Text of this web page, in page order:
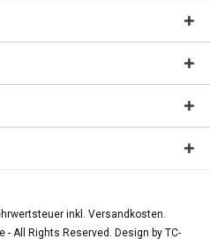
inkl. Versandkosten.
All Rights Reserved. Design by TC-